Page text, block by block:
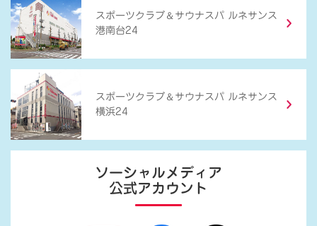
スポーツクラブ ＆ サウナスパ ルネサンス
港南台24
スポーツクラブ ＆ サウナスパ ルネサンス
横浜24
ソーシャルメディア
公式アカウント